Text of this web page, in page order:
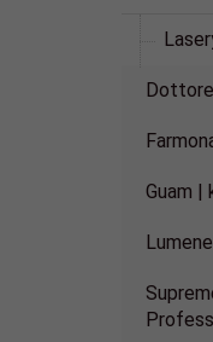
Guam |
Lumene